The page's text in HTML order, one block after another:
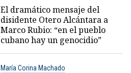
El dramático mensaje del
disidente Otero Alcántara a
Marco Rubio: “en el pueblo
cubano hay un genocidio”
María Corina Machado